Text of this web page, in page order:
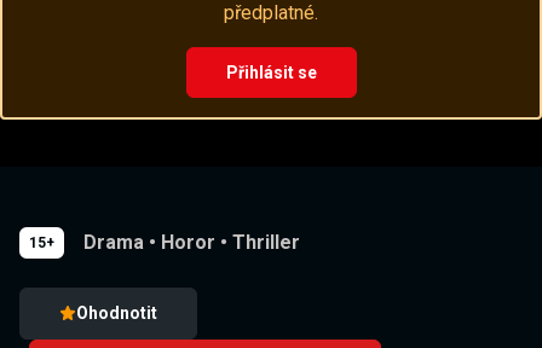
předplatné.
Přihlásit se
15+ Drama • Horor • Thriller
Ohodnotit